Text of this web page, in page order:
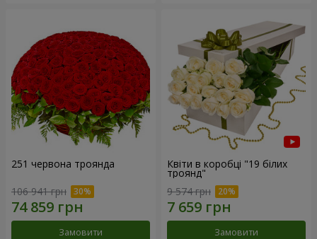
251 червона троянда
106 941 грн
Замовити
Квіти в коробці "19 білих
троянд"
9 574 грн
Замовити